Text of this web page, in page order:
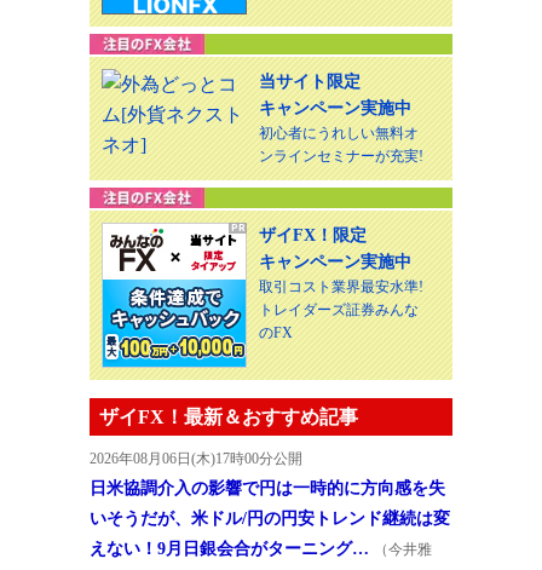
当サイト限定
キャンペーン実施中
初心者にうれしい無料オ
ンラインセミナーが充実!
ザイFX！限定
キャンペーン実施中
取引コスト業界最安水準!
トレイダーズ証券みんな
のFX
ザイFX！最新＆おすすめ記事
2026年08月06日(木)17時00分公開
日米協調介入の影響で円は一時的に方向感を失
いそうだが、米ドル/円の円安トレンド継続は変
えない！9月日銀会合がターニング…
（今井雅